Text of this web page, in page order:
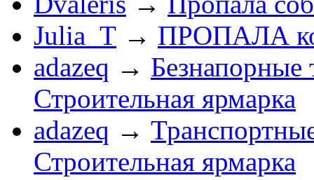
Julia_T → ПРОПАЛА
adazeq → Безнапорные
Строительная ярмарка
adazeq →
Строительная ярмарка